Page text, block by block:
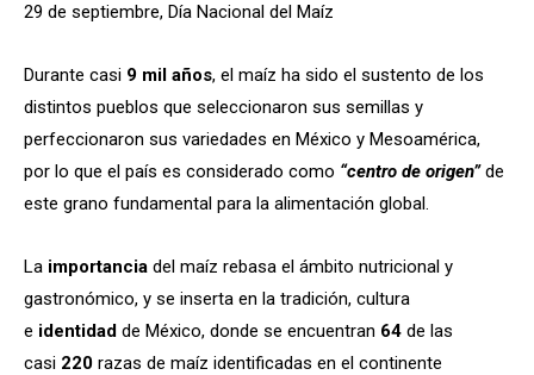
29 de septiembre, Día Nacional del Maíz
Durante casi 9 mil años, el maíz ha sido el sustento de los
distintos pueblos que seleccionaron sus semillas y
perfeccionaron sus variedades en México y Mesoamérica,
por lo que el país es considerado como “centro de origen”de
este grano fundamental para la alimentación global.
La importancia del maíz rebasa el ámbito nutricional y
gastronómico, y se inserta en la tradición, cultura
e identidad de México, donde se encuentran 64 de las
casi 220 razas de maíz identificadas en el continente